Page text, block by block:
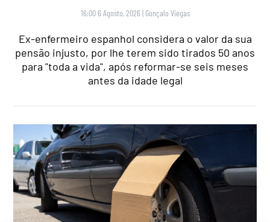
16:00 6 Agosto, 2026 | Gonçalo Viegas
Ex-enfermeiro espanhol considera o valor da sua
pensão injusto, por lhe terem sido tirados 50 anos
para "toda a vida", após reformar-se seis meses
antes da idade legal